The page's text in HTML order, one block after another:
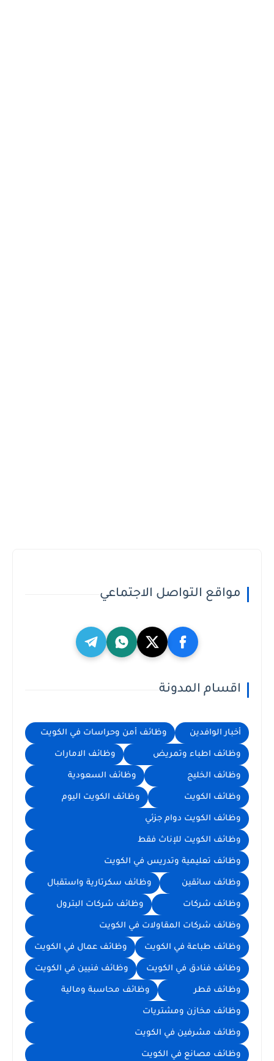
مواقع التواصل الاجتماعي
اقسام المدونة
أخبار الوافدين وظائف أمن وحراسات في الكويت
وظائف اطباء وتمريض وظائف الامارات
وظائف الخليج وظائف السعودية
وظائف الكويت وظائف الكويت اليوم
وظائف الكويت دوام جزئي
وظائف الكويت للإناث فقط
وظائف تعليمية وتدريس في الكويت
وظائف سائقين وظائف سكرتارية واستقبال
وظائف شركات وظائف شركات البترول
وظائف شركات المقاولات في الكويت
وظائف طباعة في الكويت وظائف عمال في الكويت
وظائف فنادق في الكويت وظائف فنيين في الكويت
وظائف قطر وظائف محاسبة ومالية
وظائف مخازن ومشتريات
وظائف مشرفين في الكويت
وظائف مصانع في الكويت